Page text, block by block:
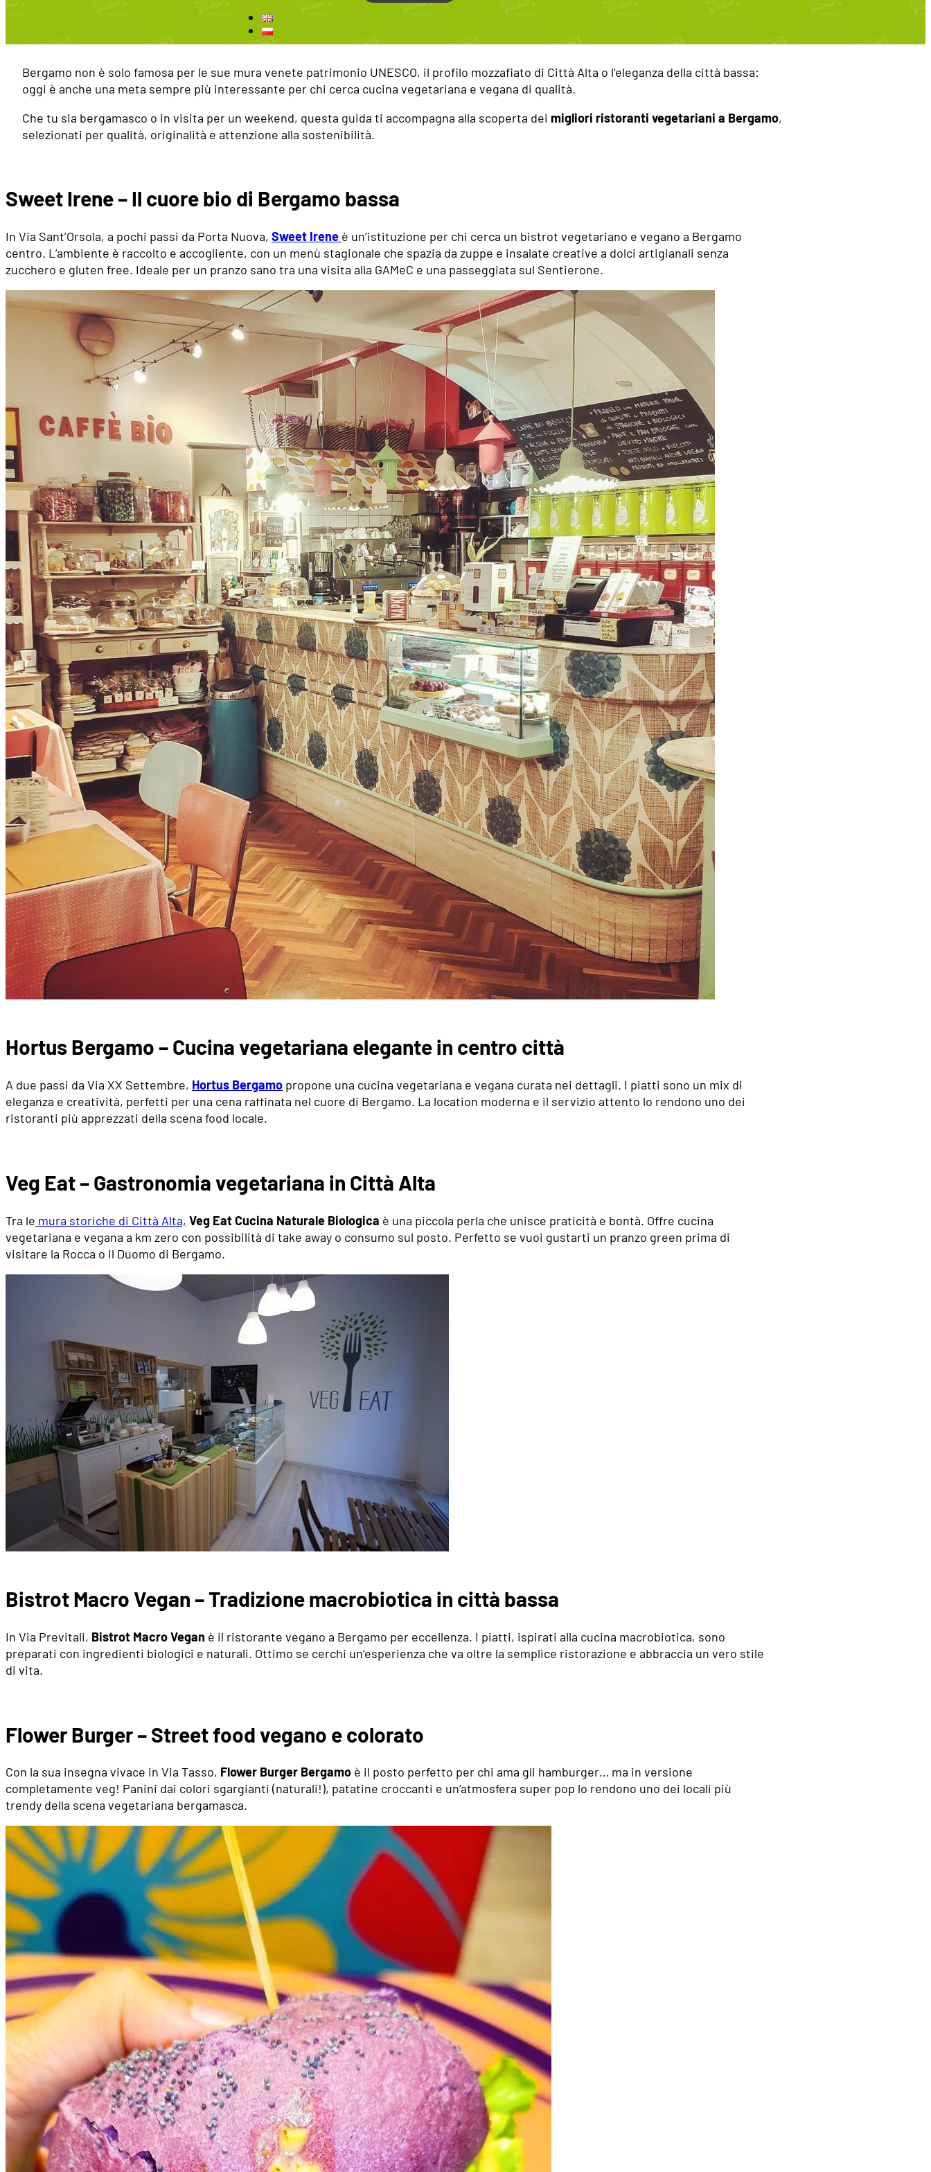
Bergamo non è solo famosa per le sue mura venete patrimonio UNESCO, il profilo mozzafiato di Città Alta o l’eleganza della città bassa:
oggi è anche una meta sempre più interessante per chi cerca cucina vegetariana e vegana di qualità.
Che tu sia bergamasco o in visita per un weekend, questa guida ti accompagna alla scoperta dei migliori ristoranti vegetariani a Bergamo,
selezionati per qualità, originalità e attenzione alla sostenibilità.
Sweet Irene – Il cuore bio di Bergamo bassa
In Via Sant’Orsola, a pochi passi da Porta Nuova, Sweet Irene è un’istituzione per chi cerca un bistrot vegetariano e vegano a Bergamo
centro. L’ambiente è raccolto e accogliente, con un menù stagionale che spazia da zuppe e insalate creative a dolci artigianali senza
zucchero e gluten free. Ideale per un pranzo sano tra una visita alla GAMeC e una passeggiata sul Sentierone.
Hortus Bergamo – Cucina vegetariana elegante in centro città
A due passi da Via XX Settembre, Hortus Bergamo propone una cucina vegetariana e vegana curata nei dettagli. I piatti sono un mix di
eleganza e creatività, perfetti per una cena raffinata nel cuore di Bergamo. La location moderna e il servizio attento lo rendono uno dei
ristoranti più apprezzati della scena food locale.
Veg Eat – Gastronomia vegetariana in Città Alta
Tra le mura storiche di Città Alta, Veg Eat Cucina Naturale Biologica è una piccola perla che unisce praticità e bontà. Offre cucina
vegetariana e vegana a km zero con possibilità di take away o consumo sul posto. Perfetto se vuoi gustarti un pranzo green prima di
visitare la Rocca o il Duomo di Bergamo.
Bistrot Macro Vegan – Tradizione macrobiotica in città bassa
In Via Previtali, Bistrot Macro Vegan è il ristorante vegano a Bergamo per eccellenza. I piatti, ispirati alla cucina macrobiotica, sono
preparati con ingredienti biologici e naturali. Ottimo se cerchi un’esperienza che va oltre la semplice ristorazione e abbraccia un vero stile
di vita.
Flower Burger – Street food vegano e colorato
Con la sua insegna vivace in Via Tasso, Flower Burger Bergamo è il posto perfetto per chi ama gli hamburger… ma in versione
completamente veg! Panini dai colori sgargianti (naturali!), patatine croccanti e un’atmosfera super pop lo rendono uno dei locali più
trendy della scena vegetariana bergamasca.